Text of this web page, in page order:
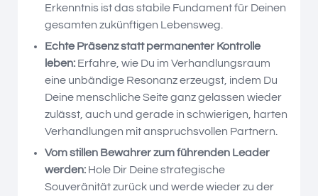
Erkenntnis ist das stabile Fundament für Deinen
gesamten zukünftigen Lebensweg.
Echte Präsenz statt permanenter Kontrolle
leben: Erfahre, wie Du im Verhandlungsraum
eine unbändige Resonanz erzeugst, indem Du
Deine menschliche Seite ganz gelassen wieder
zulässt, auch und gerade in schwierigen, harten
Verhandlungen mit anspruchsvollen Partnern.
Vom stillen Bewahrer zum führenden Leader
werden: Hole Dir Deine strategische
Souveränität zurück und werde wieder zu der